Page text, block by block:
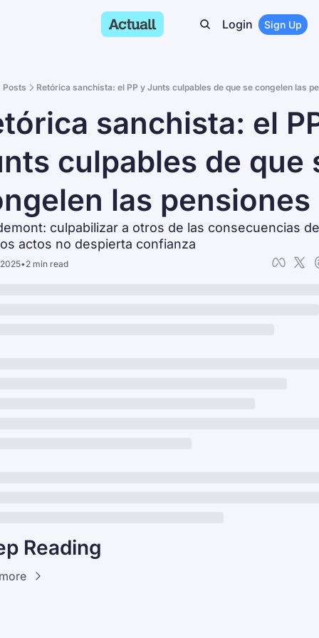
Login Sign Up
Posts Retórica sanchista: el PP y Junts culpables de que se congelen las
sanchista: el
culpables de que
las pensiones
culpabilizar a otros de las consecuencias
actos no despierta confianza
•2 min read
Reading